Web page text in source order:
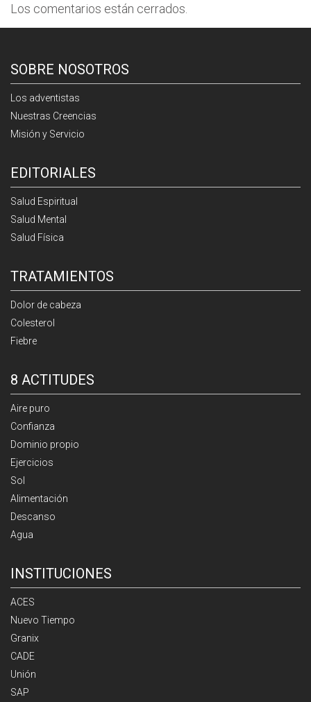
Los comentarios están cerrados.
SOBRE NOSOTROS
Los adventistas
Nuestras Creencias
Misión y Servicio
EDITORIALES
Salud Espiritual
Salud Mental
Salud Física
TRATAMIENTOS
Dolor de cabeza
Colesterol
Fiebre
8 ACTITUDES
Aire puro
Confianza
Dominio propio
Ejercicios
Sol
Alimentación
Descanso
Agua
INSTITUCIONES
ACES
Nuevo Tiempo
Granix
CADE
Unión
SAP